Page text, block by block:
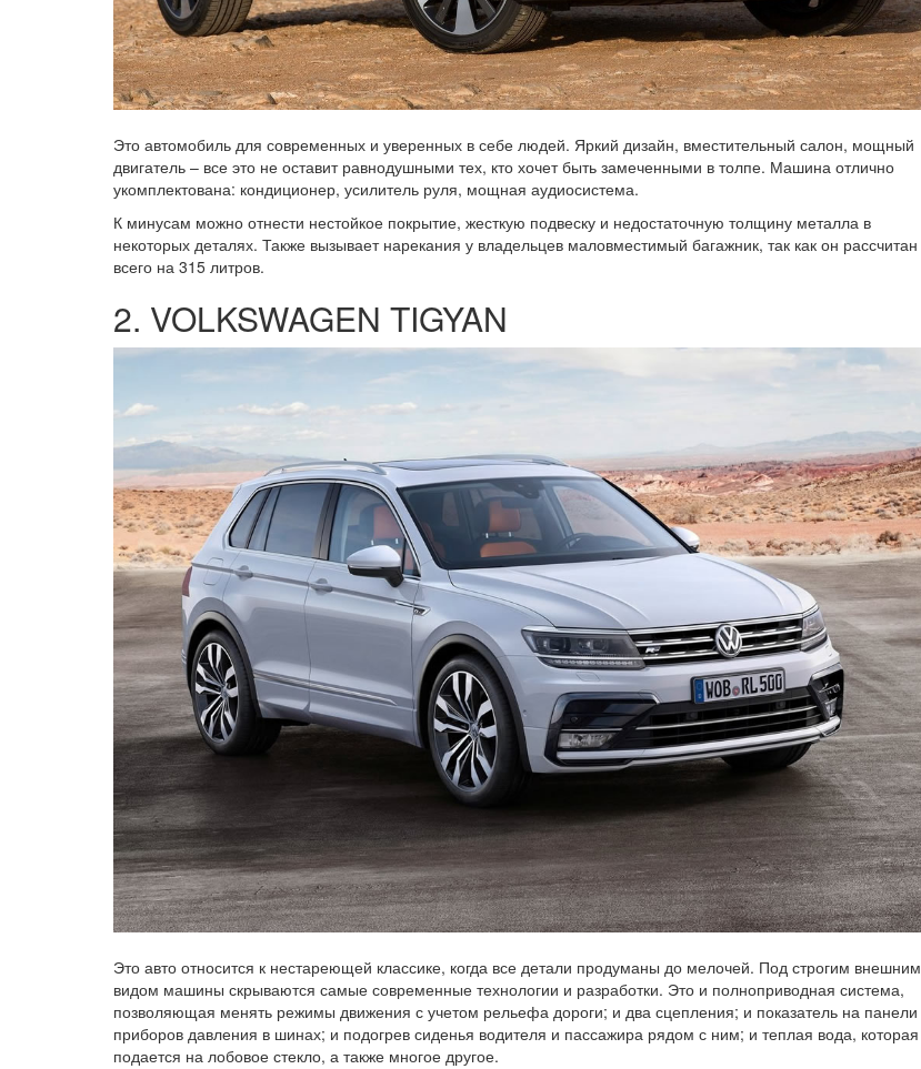
Это автомобиль для современных и уверенных в себе людей. Яркий дизайн, вместительный салон, мощный
двигатель – все это не оставит равнодушными тех, кто хочет быть замеченными в толпе. Машина отлично
укомплектована: кондиционер, усилитель руля, мощная аудиосистема.
К минусам можно отнести нестойкое покрытие, жесткую подвеску и недостаточную толщину металла в
некоторых деталях. Также вызывает нарекания у владельцев маловместимый багажник, так как он рассчитан
всего на 315 литров.
2. VOLKSWAGEN TIGYAN
Это авто относится к нестареющей классике, когда все детали продуманы до мелочей. Под строгим внешним
видом машины скрываются самые современные технологии и разработки. Это и полноприводная система,
позволяющая менять режимы движения с учетом рельефа дороги; и два сцепления; и показатель на панели
приборов давления в шинах; и подогрев сиденья водителя и пассажира рядом с ним; и теплая вода, которая
подается на лобовое стекло, а также многое другое.